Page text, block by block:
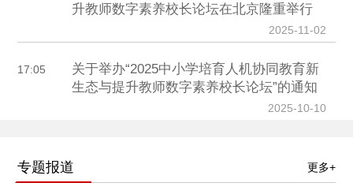
升教师数字素养校长论坛在北京隆重举行
2025-11-02
17:05
关于举办“2025中小学培育人机协同教育新
生态与提升教师数字素养校长论坛”的通知
2025-10-10
专题报道 更多+